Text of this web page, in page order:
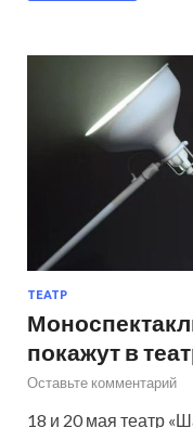
ТЕАТР
покажут в
Оставьте комментарий
18 и 20 мая театр